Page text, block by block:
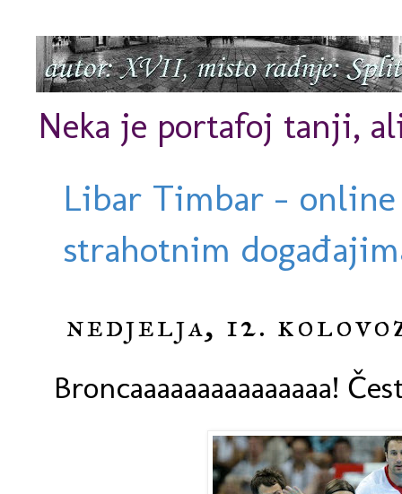
Neka je portafoj tanji,
Libar Timbar -
strahotnim
nedjelja, 12.
Broncaaaaaaaaaaaaaaa!